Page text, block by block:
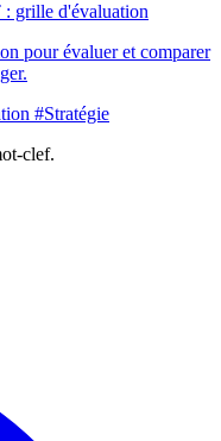
: grille d'évaluation
pour évaluer et comparer
#Stratégie
clef.